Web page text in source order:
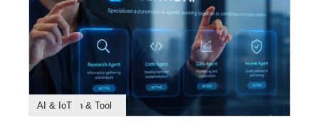
Product Feature
Survey & Research
Application & Tool
AI & IoT